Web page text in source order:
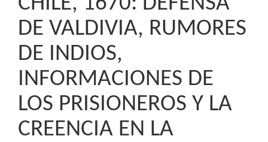
DE VALDIVIA, RUMORES
DE INDIOS,
INFORMACIONES DE
LOS PRISIONEROS Y LA
CREENCIA EN LA